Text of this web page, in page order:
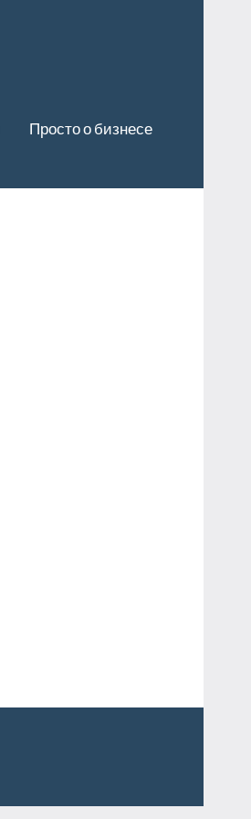
Просто о бизнесе